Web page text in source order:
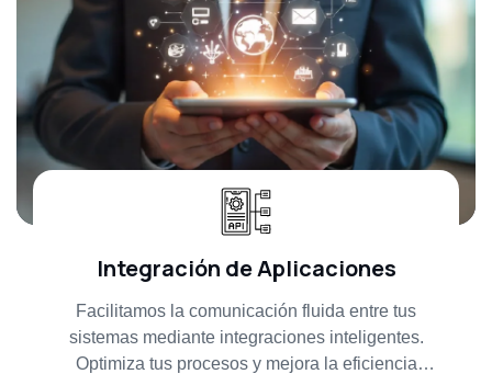
Integración de Aplicaciones
Facilitamos la comunicación fluida entre tus
sistemas mediante integraciones inteligentes.
Optimiza tus procesos y mejora la eficiencia